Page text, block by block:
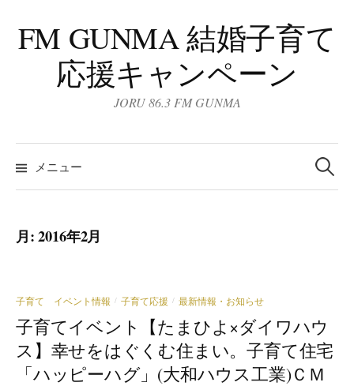
ン
テ
FM GUNMA 結婚子育て
応援キャンペーン
JORU 86.3 FM GUNMA
メニュー
検
索:
月:2016年2月
子育て イベント情報 / 子育て応援 / 最新情報・お知らせ
子育てイベント【たまひよ×ダイワハウ
ス】幸せをはぐくむ住まい。子育て住宅
「ハッピーハグ」(大和ハウス工業)ＣＭ